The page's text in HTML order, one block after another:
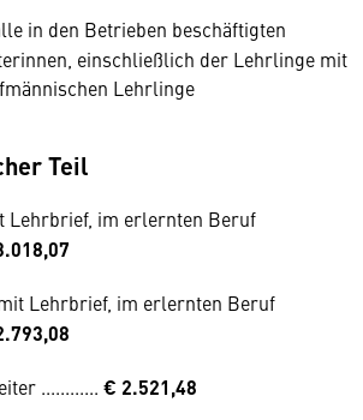
in den Betrieben beschäftigten
einschließlich der Lehrlinge mit
Lehrlinge
Teil
Lehrbrief, im erlernten Beruf
Lehrbrief, im erlernten Beruf
............ € 2.521,48